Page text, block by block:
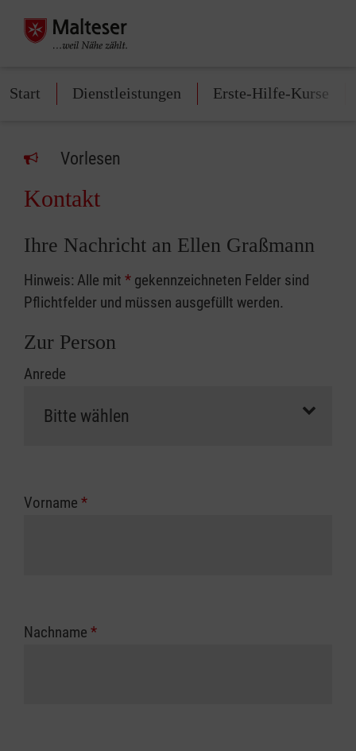
Start Dienstleistungen Erste-Hilfe-Kurse
Vorlesen
Kontakt
Ihre Nachricht an Ellen Graßmann
Hinweis: Alle mit * gekennzeichneten Felder sind
Pflichtfelder und müssen ausgefüllt werden.
Zur Person
Anrede
Vorname *
Nachname *